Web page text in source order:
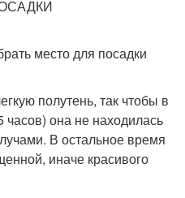
место для посадки
полутень, так чтобы в
она не находилась
В остальное время
иначе красивого